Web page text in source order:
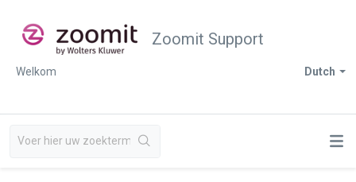
Zoomit Support
Dutch
Welkom